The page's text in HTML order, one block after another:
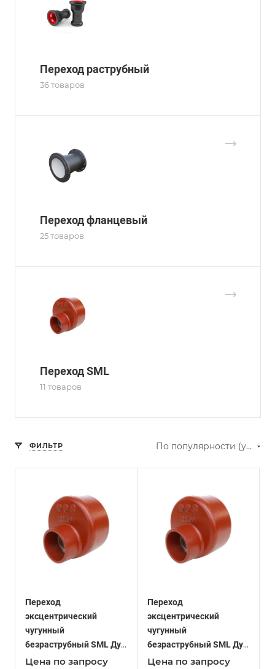
Переход раструбный
36 товаров
Переход фланцевый
25 товаров
Переход SML
11 товаров
ФИЛЬТР По популярности (убывание)
Переход
эксцентрический
чугунный
безраструбный SML Ду
250-200
Цена по запросу
Переход
эксцентрический
чугунный
безраструбный SML Ду
250-150
Цена по запросу